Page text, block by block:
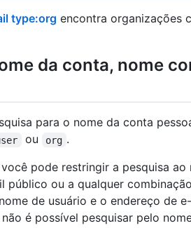
type:org encontra organizações
da conta, nome
para o nome da conta
ou org .
você pode restringir a pesquisa ao
público ou a qualquer
de usuário e o endereço de
é possível pesquisar pelo